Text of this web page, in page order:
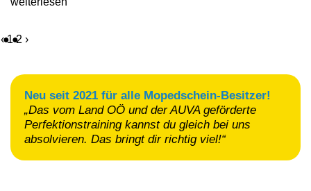
‹ 1 2 ›
Neu seit 2021 für alle Mopedschein-Besitzer!
„Das vom Land OÖ und der AUVA geför­derte
Perfektionstraining kannst du gleich bei uns
absolvieren. Das bringt dir richtig viel!“